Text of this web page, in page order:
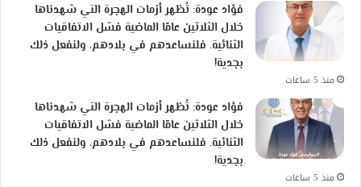
فؤاد عودة: تُظهر أزمات الهجرة التي شهدناها
خلال الثلاثين عامًا الماضية فشل الاتفاقيات
الثنائية. فلنساعدهم في بلادهم، ولنفعل ذلك
بجدية!
منذ 5 ساعات
فؤاد عودة: تُظهر أزمات الهجرة التي شهدناها
خلال الثلاثين عامًا الماضية فشل الاتفاقيات
الثنائية. فلنساعدهم في بلادهم، ولنفعل ذلك
بجدية!
منذ 5 ساعات